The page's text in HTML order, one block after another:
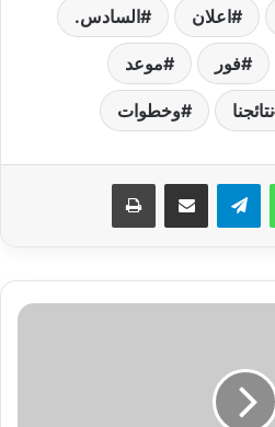
اعلان السادس.
فور موعد
نتائجنا وخطوات
واتساب تيلقرام مشاركة عبر البريد طباعة